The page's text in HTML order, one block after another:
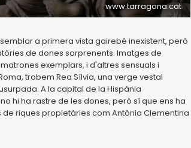
www.tarragona.cat
a primera vista gairebé inexistent, però
de dones sorprenents. Imatges de
exemplars, i d'altres sensuals i
trobem Rea Sílvia, una verge vestal
A la capital de la Hispània
hi ha rastre de les dones, però sí que ens ha
riques propietàries com Antònia Clementina